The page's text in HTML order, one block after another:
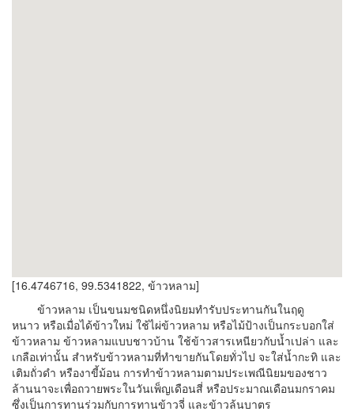
[16.4746716, 99.5341822, ข้าวหลาม]
ข้าวหลาม เป็นขนมชนิดหนึ่งนิยมทำรับประทานกันในฤดู
หนาว หรือเมื่อได้ข้าวใหม่ ใช้ไผ่ข้าวหลาม หรือไม้ป้างเป็นกระบอกใส่
ข้าวหลาม ข้าวหลามแบบชาวบ้าน ใช้ข้าวสารเหนียวกับน้ำเปล่า และ
เกลือเท่านั้น สำหรับข้าวหลามที่ทำขายกันโดยทั่วไป จะใส่น้ำกะทิ และ
เติมถั่วดำ หรืองาขี้ม้อน การทำข้าวหลามตามประเพณีนิยมของชาว
ล้านนาจะเพื่อถวายพระในวันเพ็ญเดือนสี่ หรือประมาณเดือนมกราคม
ซึ่งเป็นการทานร่วมกับการทานข้าวจี่ และข้าวล้นบาตร